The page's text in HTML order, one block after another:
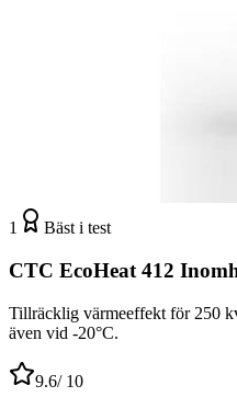
1 Bäst i test
CTC EcoHeat 412
Tillräcklig värmeeffekt för 250
även vid -20°C.
9.6/ 10